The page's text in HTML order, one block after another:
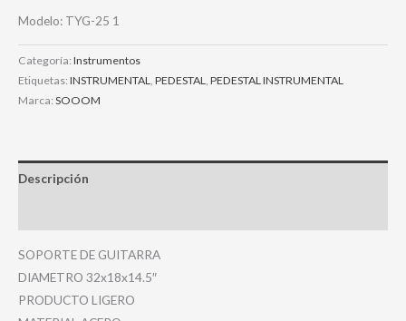
Modelo: TYG-25 1
Categoría: Instrumentos
Etiquetas: INSTRUMENTAL, PEDESTAL, PEDESTAL INSTRUMENTAL
Marca: SOOOM
Descripción
SOPORTE DE GUITARRA
DIAMETRO 32x18x14.5″
PRODUCTO LIGERO